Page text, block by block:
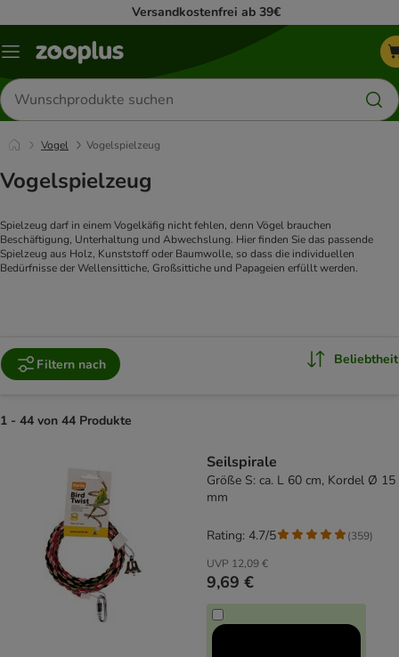
Versandkostenfrei ab 39€
Menü
Produkte
suchen
Vogel Vogelspielzeug
Vogelspielzeug
Spielzeug darf in einem Vogelkäfig nicht fehlen, denn Vögel brauchen
Beschäftigung, Unterhaltung und Abwechslung. Hier finden Sie das passende
Spielzeug aus Holz, Kunststoff oder Baumwolle, so dass die individuellen
Bedürfnisse der Wellensittiche, Großsittiche und Papageien erfüllt werden.
Filtern nach Beliebtheit
1 - 44 von 44 Produkte
Seilspirale
Größe S: ca. L 60 cm, Kordel Ø 15
mm
UVP 12,09 €
9,69 €
Rating: 4.7/5 (359)